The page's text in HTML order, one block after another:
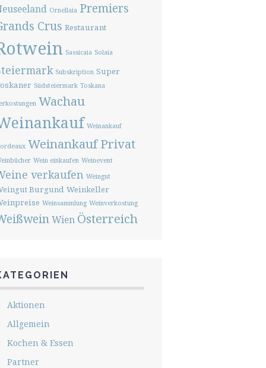
Ornellaia Premiers
Crus Restaurant
Sassicaia Solaia
Subskription Super
Südsteiermark Toskana
Wachau
Weinankauf
Weinankauf Privat
Wein einkaufen Weinevent
verkaufen Weingut
Burgund Weinkeller
Weinsammlung Weinverkostung
Wien Österreich
Aktionen
Allgemein
Kochen & Essen
Partner